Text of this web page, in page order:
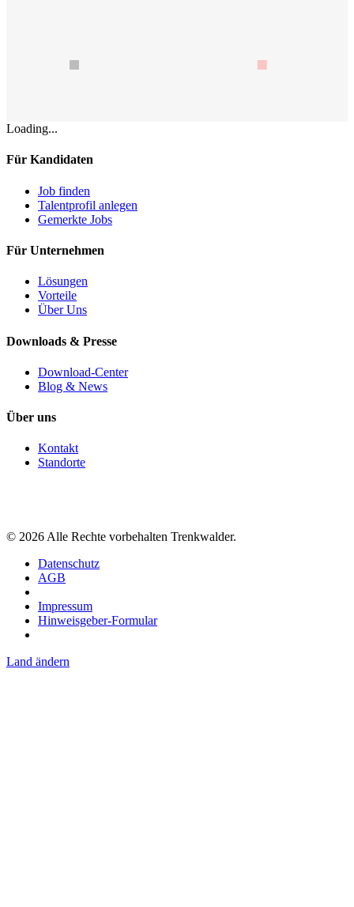
Loading...
Für Kandidaten
Job finden
Talentprofil anlegen
Gemerkte Jobs
Für Unternehmen
Lösungen
Vorteile
Über Uns
Downloads & Presse
Download-Center
Blog & News
Über uns
Kontakt
Standorte
© 2026 Alle Rechte vorbehalten Trenkwalder.
Datenschutz
AGB
Impressum
Hinweisgeber-Formular
Land ändern